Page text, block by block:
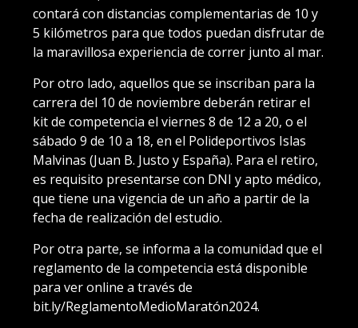
contará con distancias complementarias de 10 y
5 kilómetros para que todos puedan disfrutar de
la maravillosa experiencia de correr junto al mar.
Por otro lado, aquellos que se inscriban para la
carrera del 10 de noviembre deberán retirar el
kit de competencia el viernes 8 de 12 a 20, o el
sábado 9 de 10 a 18, en el Polideportivos Islas
Malvinas (Juan B. Justo y España). Para el retiro,
es requisito presentarse con DNI y apto médico,
que tiene una vigencia de un año a partir de la
fecha de realización del estudio.
Por otra parte, se informa a la comunidad que el
reglamento de la competencia está disponible
para ver online a través de
bit.ly/ReglamentoMedioMaratón2024.